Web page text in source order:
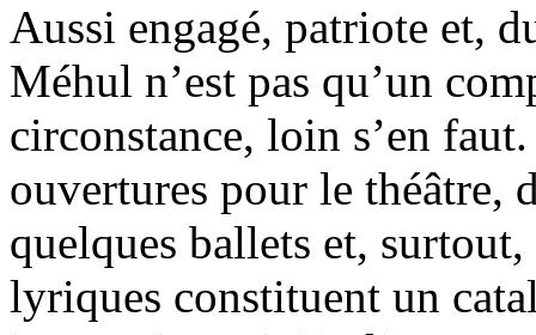
Aussi engagé, patriote et,
Méhul n’est pas qu’un
circonstance, loin s’en
ouvertures pour le théâtre,
quelques ballets et,
lyriques constituent un